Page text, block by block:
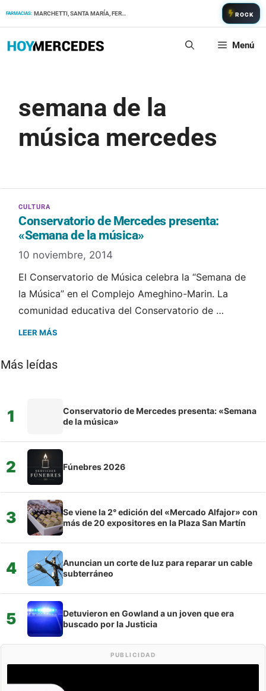
FARMACIAS: MARCHETTI, SANTA MARÍA, FERNANDEZ ROCK
Menú
semana de la
música mercedes
Conservatorio de Mercedes presenta:
«Semana de la música»
10 noviembre, 2014
El Conservatorio de Música celebra la “Semana de
la Música” en el Complejo Ameghino-Marin. La
comunidad educativa del Conservatorio de …
LEER MÁS
Más leídas
1
Conservatorio de Mercedes presenta: «Semana
de la música»
2 Fúnebres 2026
3
Se viene la 2° edición del «Mercado Alfajor» con
más de 20 expositores en la Plaza San Martín
4
Anuncian un corte de luz para reparar un cable
subterráneo
5
Detuvieron en Gowland a un joven que era
buscado por la Justicia
PUBLICIDAD